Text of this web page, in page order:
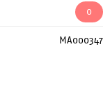
0
MA000347